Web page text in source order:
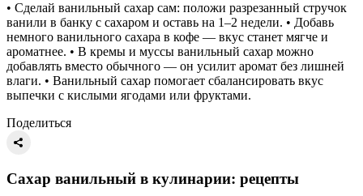
• Сделай ванильный сахар сам: положи разрезанный стручок
ванили в банку с сахаром и оставь на 1–2 недели. • Добавь
немного ванильного сахара в кофе — вкус станет мягче и
ароматнее. • В кремы и муссы ванильный сахар можно
добавлять вместо обычного — он усилит аромат без лишней
влаги. • Ванильный сахар помогает сбалансировать вкус
выпечки с кислыми ягодами или фруктами.
Поделиться
Сахар ванильный в кулинарии: рецепты